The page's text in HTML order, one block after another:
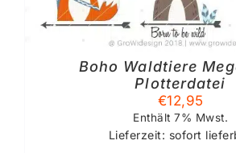
Boho Waldtiere
Plotterdatei
€12,95
Enthält 7% Mwst.
Lieferzeit: sofort